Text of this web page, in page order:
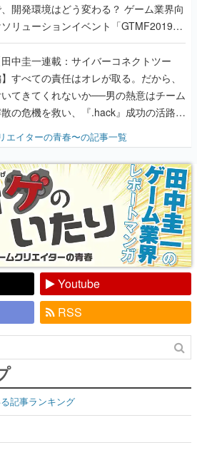
開発環境はどう変わる？ ゲーム業界向
リューションイベント「GTMF2019」
って、より理解を深めよう【PR】
田中圭一連載：サイバーコネクトツー
すべての責任はオレが取る。だから、
てきてくれないか──男の熱意はチーム
の危機を救い、『.hack』成功の活路を
く。業界の快男児・松山 洋に流れる血は
年ジャンプ』色だった【若ゲのいた
エイターの青春〜の記事一覧
Youtube
RSS
記事ランキング